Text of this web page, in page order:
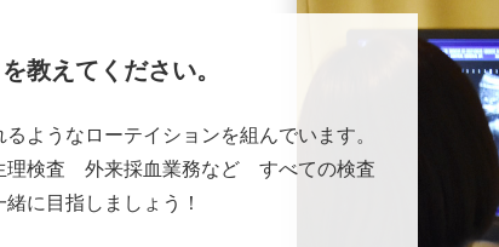
教えてください。
ようなローテイションを組んでいます。
査 外来採血業務など すべての検査
に目指しましょう！